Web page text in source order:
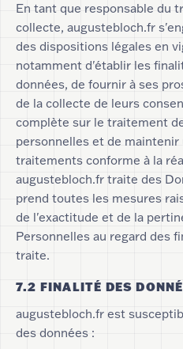
En tant que responsable du
collecte, augustebloch.fr
des dispositions légales en
notamment d'établir les
données, de fournir à ses
de la collecte de leurs
complète sur le traitement
personnelles et de
traitements conforme à la
augustebloch.fr traite des
prend toutes les mesures
de l'exactitude et de la
Personnelles au regard des
traite.
7.2 FINALITÉ DES
augustebloch.fr est
des données :